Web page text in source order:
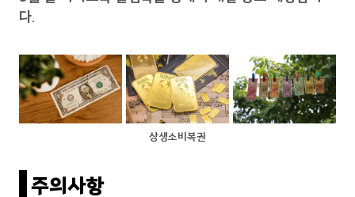
다.
상생소비복권
주의사항